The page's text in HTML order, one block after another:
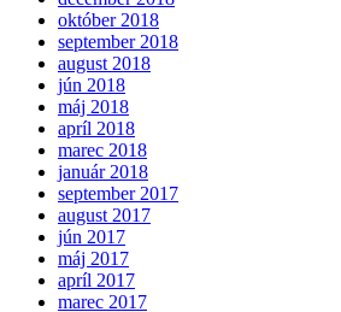
október 2018
september 2018
august 2018
jún 2018
máj 2018
apríl 2018
marec 2018
január 2018
september 2017
august 2017
jún 2017
máj 2017
apríl 2017
marec 2017